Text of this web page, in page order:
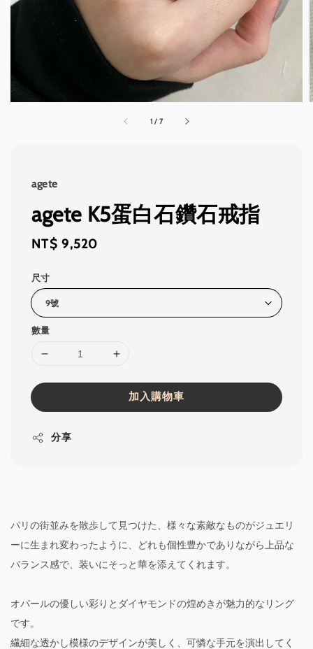
1 / 7
agete
agete K5蛋白石鑽石戒指
Regular
NT$ 9,520
尺寸
數量
加入購物車
分享
パリの街並みを散歩して見つけた、様々な素敵なものがジュエリ
ーに生まれ変わったように、どれも個性豊かでありながら上品な
バランス感で、装いにそっと華を添えてくれます。
オパールの優しい彩りとダイヤモンドの煌めきが魅力的なリング
です。
繊細な透かし模様のデザインが美しく、可憐な手元を演出してく